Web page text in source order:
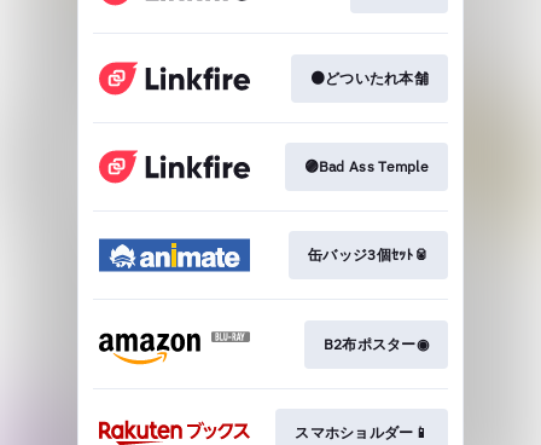
🟠どついたれ本舗
🟣Bad Ass Temple
缶バッジ3個ｾｯﾄ🥫
B2布ポスター◉
スマホショルダー📱